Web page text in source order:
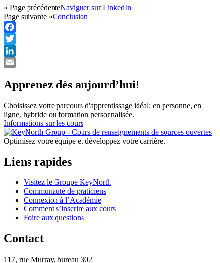
« Page précédenteNaviguer sur LinkedIn
Page suivante »Conclusion
Facebook
Twitter
LinkedIn
Apprenez dès aujourd’hui!
Choisissez votre parcours d'apprentissage idéal: en personne, en
ligne, hybride ou formation personnalisée.
Informations sur les cours
Optimisez votre équipe et développez votre carrière.
Liens rapides
Visitez le Groupe KeyNorth
Communauté de praticiens
Connexion à l’Académie
Comment s’inscrire aux cours
Foire aux questions
Contact
117, rue Murray, bureau 302